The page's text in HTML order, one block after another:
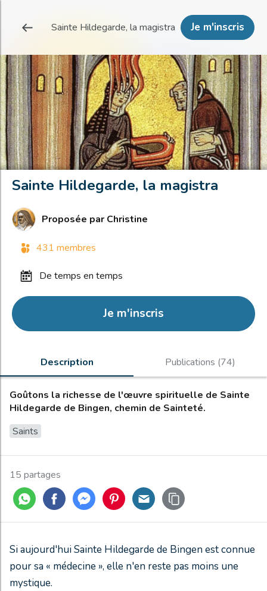
Sainte Hildegarde, la magistra Je m'inscris
Sainte Hildegarde, la magistra
Proposée par Christine
431 membres
de temps en temps
Je m'inscris
Description Publications (74)
Goûtons la richesse de l'œuvre spirituelle de Sainte
Hildegarde de Bingen, chemin de Sainteté.
Saints
15 partages
Si aujourd'hui Sainte Hildegarde de Bingen est connue
pour sa « médecine », elle n'en reste pas moins une
mystique.